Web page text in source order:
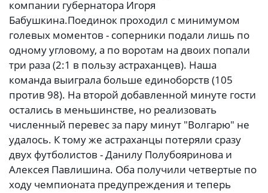
компании губернатора Игоря
Бабушкина.Поединок проходил с минимумом
голевых моментов - соперники подали лишь по
одному угловому, а по воротам на двоих попали
три раза (2:1 в пользу астраханцев). Наша
команда выиграла больше единоборств (105
против 98). На второй добавленной минуте гости
остались в меньшинстве, но реализовать
численный перевес за пару минут "Волгарю" не
удалось. К тому же астраханцы потеряли сразу
двух футболистов - Данилу Полубояринова и
Алексея Павлишина. Оба получили четвертые по
ходу чемпионата предупреждения и теперь